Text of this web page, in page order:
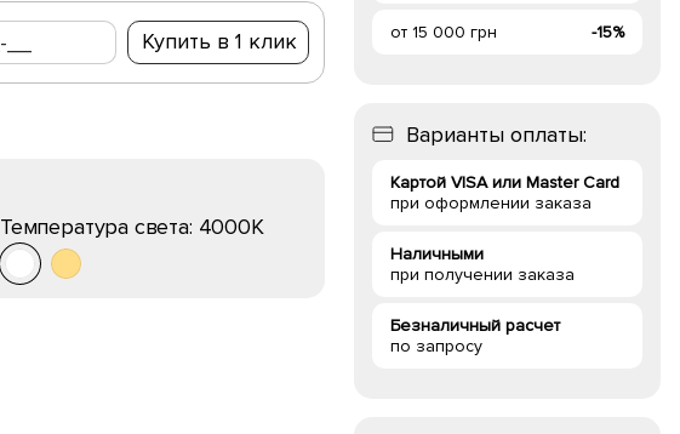
Купить в 1 клик
Температура света: 4000K
от 15 000 грн -15%
Варианты оплаты:
Картой VISA или Master Card
при оформлении заказа
Наличными
при получении заказа
Безналичный расчет
по запросу